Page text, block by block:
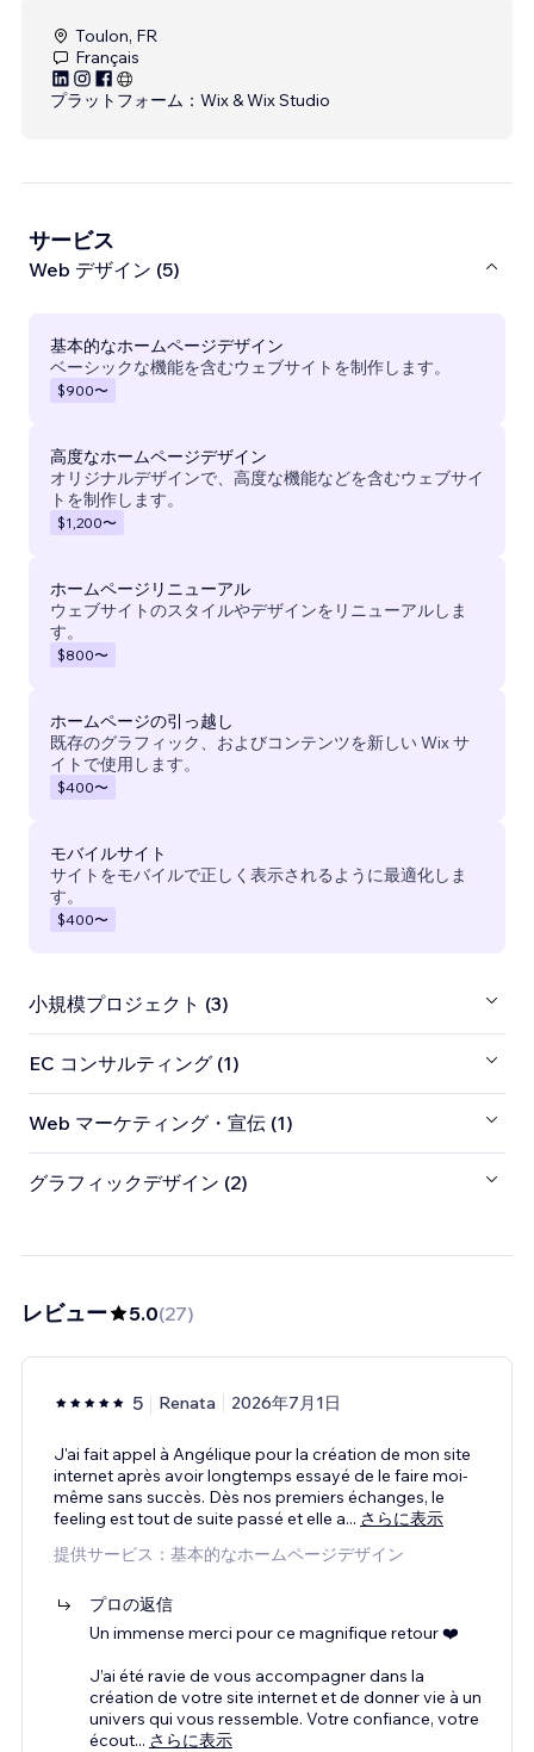
Toulon, FR
Français
プラットフォーム： Wix & Wix Studio
サービス
Web デザイン (5)
基本的なホームページデザイン
ベーシックな機能を含むウェブサイトを制作します。
$900〜
高度なホームページデザイン
オリジナルデザインで、高度な機能などを含むウェブサイ
トを制作します。
$1,200〜
ホームページリニューアル
ウェブサイトのスタイルやデザインをリニューアルしま
す。
$800〜
ホームページの引っ越し
既存のグラフィック、およびコンテンツを新しい Wix サ
イトで使用します。
$400〜
モバイルサイト
サイトをモバイルで正しく表示されるように最適化しま
す。
$400〜
小規模プロジェクト (3)
EC コンサルティング (1)
Web マーケティング・宣伝 (1)
グラフィックデザイン (2)
レビュー 5.0(27)
5 Renata 2026年7月1日
J'ai fait appel à Angélique pour la création de mon site
internet après avoir longtemps essayé de le faire moi-
même sans succès. Dès nos premiers échanges, le
feeling est tout de suite passé et elle a... さらに表示
提供サービス：基本的なホームページデザイン
プロの返信
Un immense merci pour ce magnifique retour ❤️
J’ai été ravie de vous accompagner dans la
création de votre site internet et de donner vie à un
univers qui vous ressemble. Votre confiance, votre
écout... さらに表示